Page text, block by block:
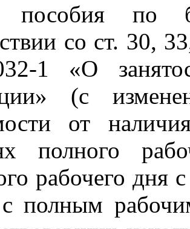
пособия по
со ст. 30,
1 «О
(с
от
полного
рабочего дня
с полным